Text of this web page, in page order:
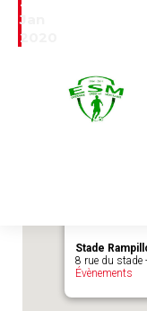
Jan
2020
Emplacement
Magnils à
Stade
8 rue du stade
Évènements